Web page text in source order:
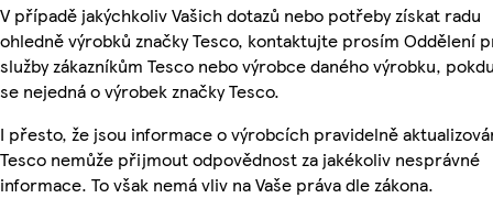
V případě jakýchkoliv Vašich dotazů nebo potřeby získat radu
ohledně výrobků značky Tesco, kontaktujte prosím Oddělení
služby zákazníkům Tesco nebo výrobce daného výrobku,
se nejedná o výrobek značky Tesco.
I přesto, že jsou informace o výrobcích pravidelně
Tesco nemůže přijmout odpovědnost za jakékoliv nesprávné
informace. To však nemá vliv na Vaše práva dle zákona.